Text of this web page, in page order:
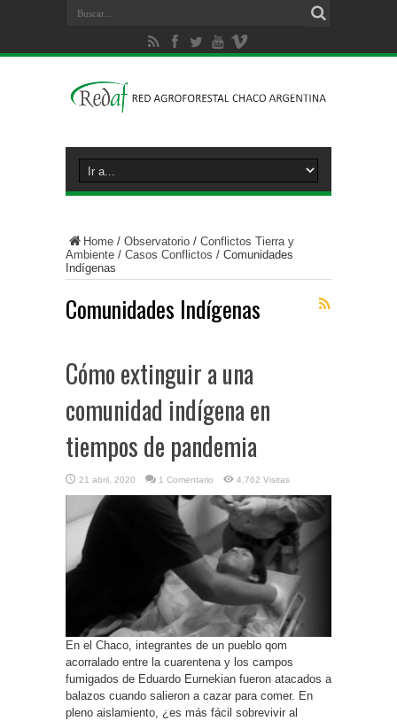
Home / Observatorio / Conflictos Tierra y
Ambiente / Casos Conflictos / Comunidades
Indígenas
Comunidades Indígenas
Cómo extinguir a una
comunidad indígena en
tiempos de pandemia
21 abril, 2020 1 Comentario 4,762 Visitas
En el Chaco, integrantes de un pueblo qom
acorralado entre la cuarentena y los campos
fumigados de Eduardo Eurnekian fueron atacados a
balazos cuando salieron a cazar para comer. En
pleno aislamiento, ¿es más fácil sobrevivir al